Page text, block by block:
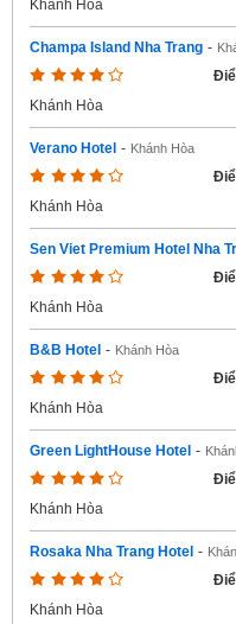
Khánh Hòa
Champa Island Nha Trang -
Khánh Hòa
Verano Hotel - Khánh Hòa
Khánh Hòa
Sen Viet Premium Hotel Nha
Khánh Hòa
B&B Hotel - Khánh Hòa
Khánh Hòa
Green LightHouse Hotel -
Khánh Hòa
Rosaka Nha Trang Hotel -
Khánh Hòa